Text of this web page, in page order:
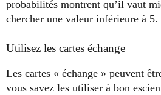
probabilités montrent qu’il vaut
chercher une valeur inférieure à 5.
Utilisez les cartes échange
Les cartes « échange » peuvent
vous savez les utiliser à bon